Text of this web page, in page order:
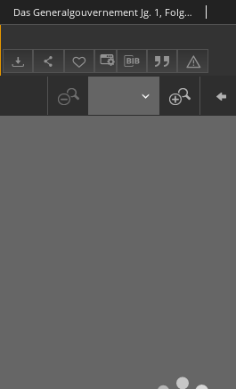
Das Generalgouvernement Jg. 1, Folge 4 (Jan. 1941)